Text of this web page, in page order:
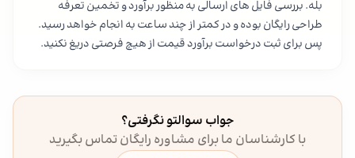
بله. بررسی فایل های ارسالی به منظور برآورد و تخمین تعرفه
طراحی رایگان بوده و در کمتر از چند ساعت به انجام خواهد رسید.
پس برای ثبت درخواست برآورد قیمت از هیچ فرصتی دریغ نکنید.
جواب سوالتو نگرفتی؟
با کارشناسان ما برای مشاوره رایگان تماس بگیرید